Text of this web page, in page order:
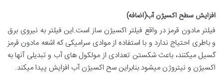
افزایش سطح اکسیژن آب(اضافه)
فیلتر مادون قرمز در واقع فیلتر اکسیژن ساز است.این فیلتر به نیروی برق
و باطری احتیاج ندارد و با استفاده از موادی سرامیکی که اشعه مادون قرمز
گسیل میکنند، باعث شکستن تعدادی از مولکول های آب و تبدیلی آنها به
اکسیژن و نیتروژن میشود.بنابراین سح اکسیژن آب افزایش پیدا میکند.